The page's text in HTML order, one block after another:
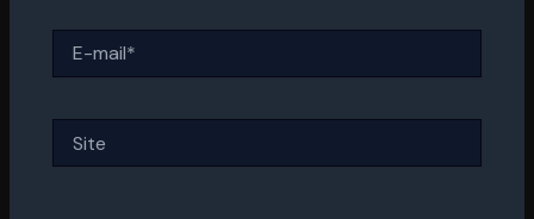
mail*